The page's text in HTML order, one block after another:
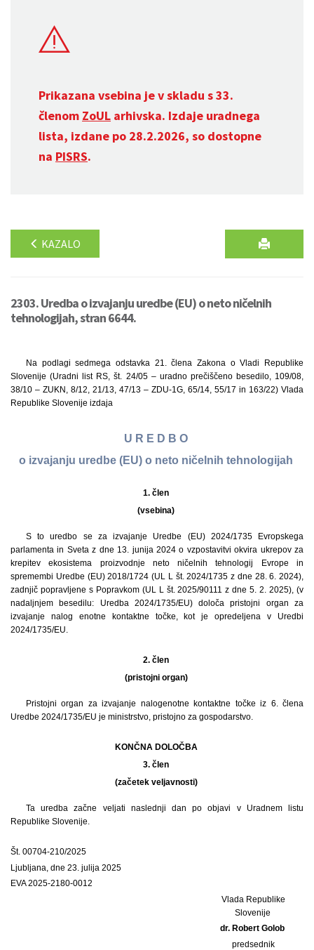
Prikazana vsebina je v skladu s 33.
členom ZoUL arhivska. Izdaje uradnega
lista, izdane po 28.2.2026, so dostopne
na PISRS.
KAZALO
2303. Uredba o izvajanju uredbe (EU) o neto ničelnih
tehnologijah, stran 6644.
Na podlagi sedmega odstavka 21. člena Zakona o Vladi Republike
Slovenije (Uradni list RS, št. 24/05 – uradno prečiščeno besedilo, 109/08,
38/10 – ZUKN, 8/12, 21/13, 47/13 – ZDU-1G, 65/14, 55/17 in 163/22) Vlada
Republike Slovenije izdaja
U R E D B O
o izvajanju uredbe (EU) o neto ničelnih tehnologijah
1. člen
(vsebina)
S to uredbo se za izvajanje Uredbe (EU) 2024/1735 Evropskega
parlamenta in Sveta z dne 13. junija 2024 o vzpostavitvi okvira ukrepov za
krepitev ekosistema proizvodnje neto ničelnih tehnologij Evrope in
spremembi Uredbe (EU) 2018/1724 (UL L št. 2024/1735 z dne 28. 6. 2024),
zadnjič popravljene s Popravkom (UL L št. 2025/90111 z dne 5. 2. 2025), (v
nadaljnjem besedilu: Uredba 2024/1735/EU) določa pristojni organ za
izvajanje nalog enotne kontaktne točke, kot je opredeljena v Uredbi
2024/1735/EU.
2. člen
(pristojni organ)
Pristojni organ za izvajanje nalogenotne kontaktne točke iz 6. člena
Uredbe 2024/1735/EU je ministrstvo, pristojno za gospodarstvo.
KONČNA DOLOČBA
3. člen
(začetek veljavnosti)
Ta uredba začne veljati naslednji dan po objavi v Uradnem listu
Republike Slovenije.
Št. 00704-210/2025
Ljubljana, dne 23. julija 2025
EVA 2025-2180-0012
Vlada Republike
Slovenije
dr. Robert Golob
predsednik